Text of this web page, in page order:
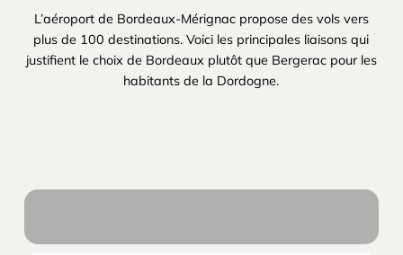
L’aéroport de Bordeaux-Mérignac propose des vols vers
plus de 100 destinations. Voici les principales liaisons qui
justifient le choix de Bordeaux plutôt que Bergerac pour les
habitants de la Dordogne.